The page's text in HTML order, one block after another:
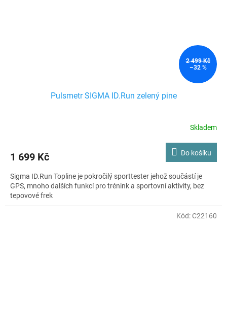
2 499 Kč
–32 %
Pulsmetr SIGMA ID.Run zelený pine
Skladem
1 699 Kč Do košíku
Sigma ID.Run Topline je pokročilý sporttester jehož součástí je
GPS, mnoho dalších funkcí pro trénink a sportovní aktivity, bez
tepovové frek
Kód:C22160